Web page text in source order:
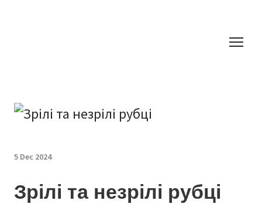
5 Dec 2024
Зрілі та незрілі рубці